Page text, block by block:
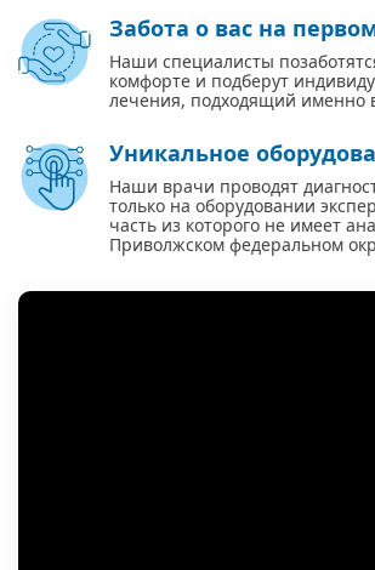
Забота о вас на
Наши специалисты
комфорте и подберут
лечения, подходящий именно
Уникальное
Наши врачи проводят
только на оборудовании
часть из которого не имеет
Приволжском федеральном